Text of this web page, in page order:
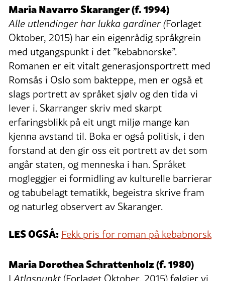
Maria Navarro Skaranger (f. 1994)
Alle utlendinger har lukka gardiner (Forlaget
Oktober, 2015) har ein eigenrådig språkgrein
med utgangspunkt i det ”kebabnorske”.
Romanen er eit vitalt generasjonsportrett med
Romsås i Oslo som bakteppe, men er også et
slags portrett av språket sjølv og den tida vi
lever i. Skarranger skriv med skarpt
erfaringsblikk på eit ungt miljø mange kan
kjenna avstand til. Boka er også politisk, i den
forstand at den gir oss eit portrett av det som
angår staten, og menneska i han. Språket
mogleggjer ei formidling av kulturelle barrierar
og tabubelagt tematikk, begeistra skrive fram
og naturleg observert av Skaranger.
LES OGSÅ: Fekk pris for roman på kebabnorsk
Maria Dorothea Schrattenholz (f. 1980)